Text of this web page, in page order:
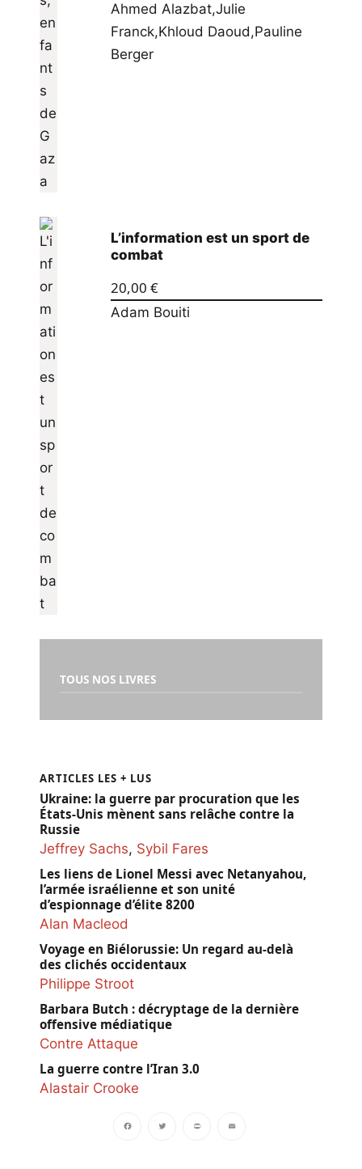
Ahmed Alazbat,Julie
Franck,Khloud Daoud,Pauline
Berger
L’information est un sport de
combat
20,00 €
Adam Bouiti
TOUS NOS LIVRES
ARTICLES LES + LUS
Ukraine: la guerre par procuration que les
États-Unis mènent sans relâche contre la
Russie
Jeffrey Sachs, Sybil Fares
Les liens de Lionel Messi avec Netanyahou,
l’armée israélienne et son unité
d’espionnage d’élite 8200
Alan Macleod
Voyage en Biélorussie: Un regard au-delà
des clichés occidentaux
Philippe Stroot
Barbara Butch : décryptage de la dernière
offensive médiatique
Contre Attaque
La guerre contre l’Iran 3.0
Alastair Crooke